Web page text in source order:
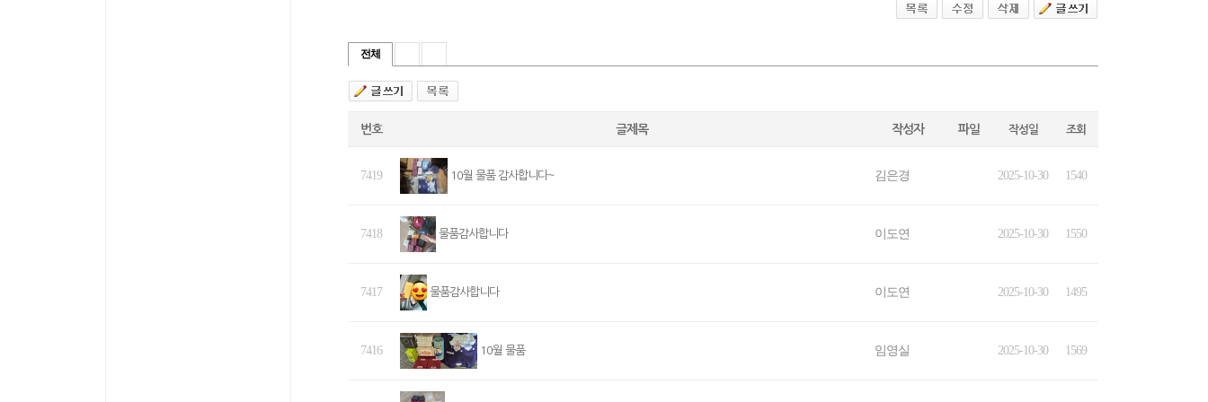
전체
번호 글제목 작성자 파일 작성일 조회
7419 10월 물품 감사합니다~ 김은경 2025-10-30 1540
7418 물품감사합니다 이도연 2025-10-30 1550
7417 물품감사합니다 이도연 2025-10-30 1495
7416 10월 물품 임영실 2025-10-30 1569